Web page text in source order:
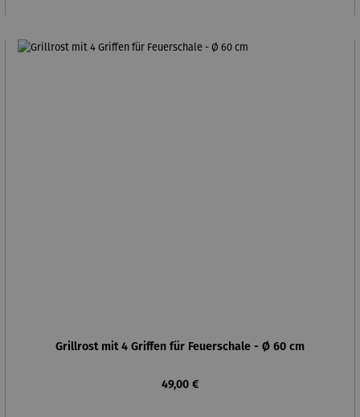
Grillrost mit 4 Griffen für Feuerschale - Ø 60 cm
Regulärer Preis:
49,00 €